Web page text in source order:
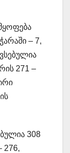
– 7,
271 –
308
276,